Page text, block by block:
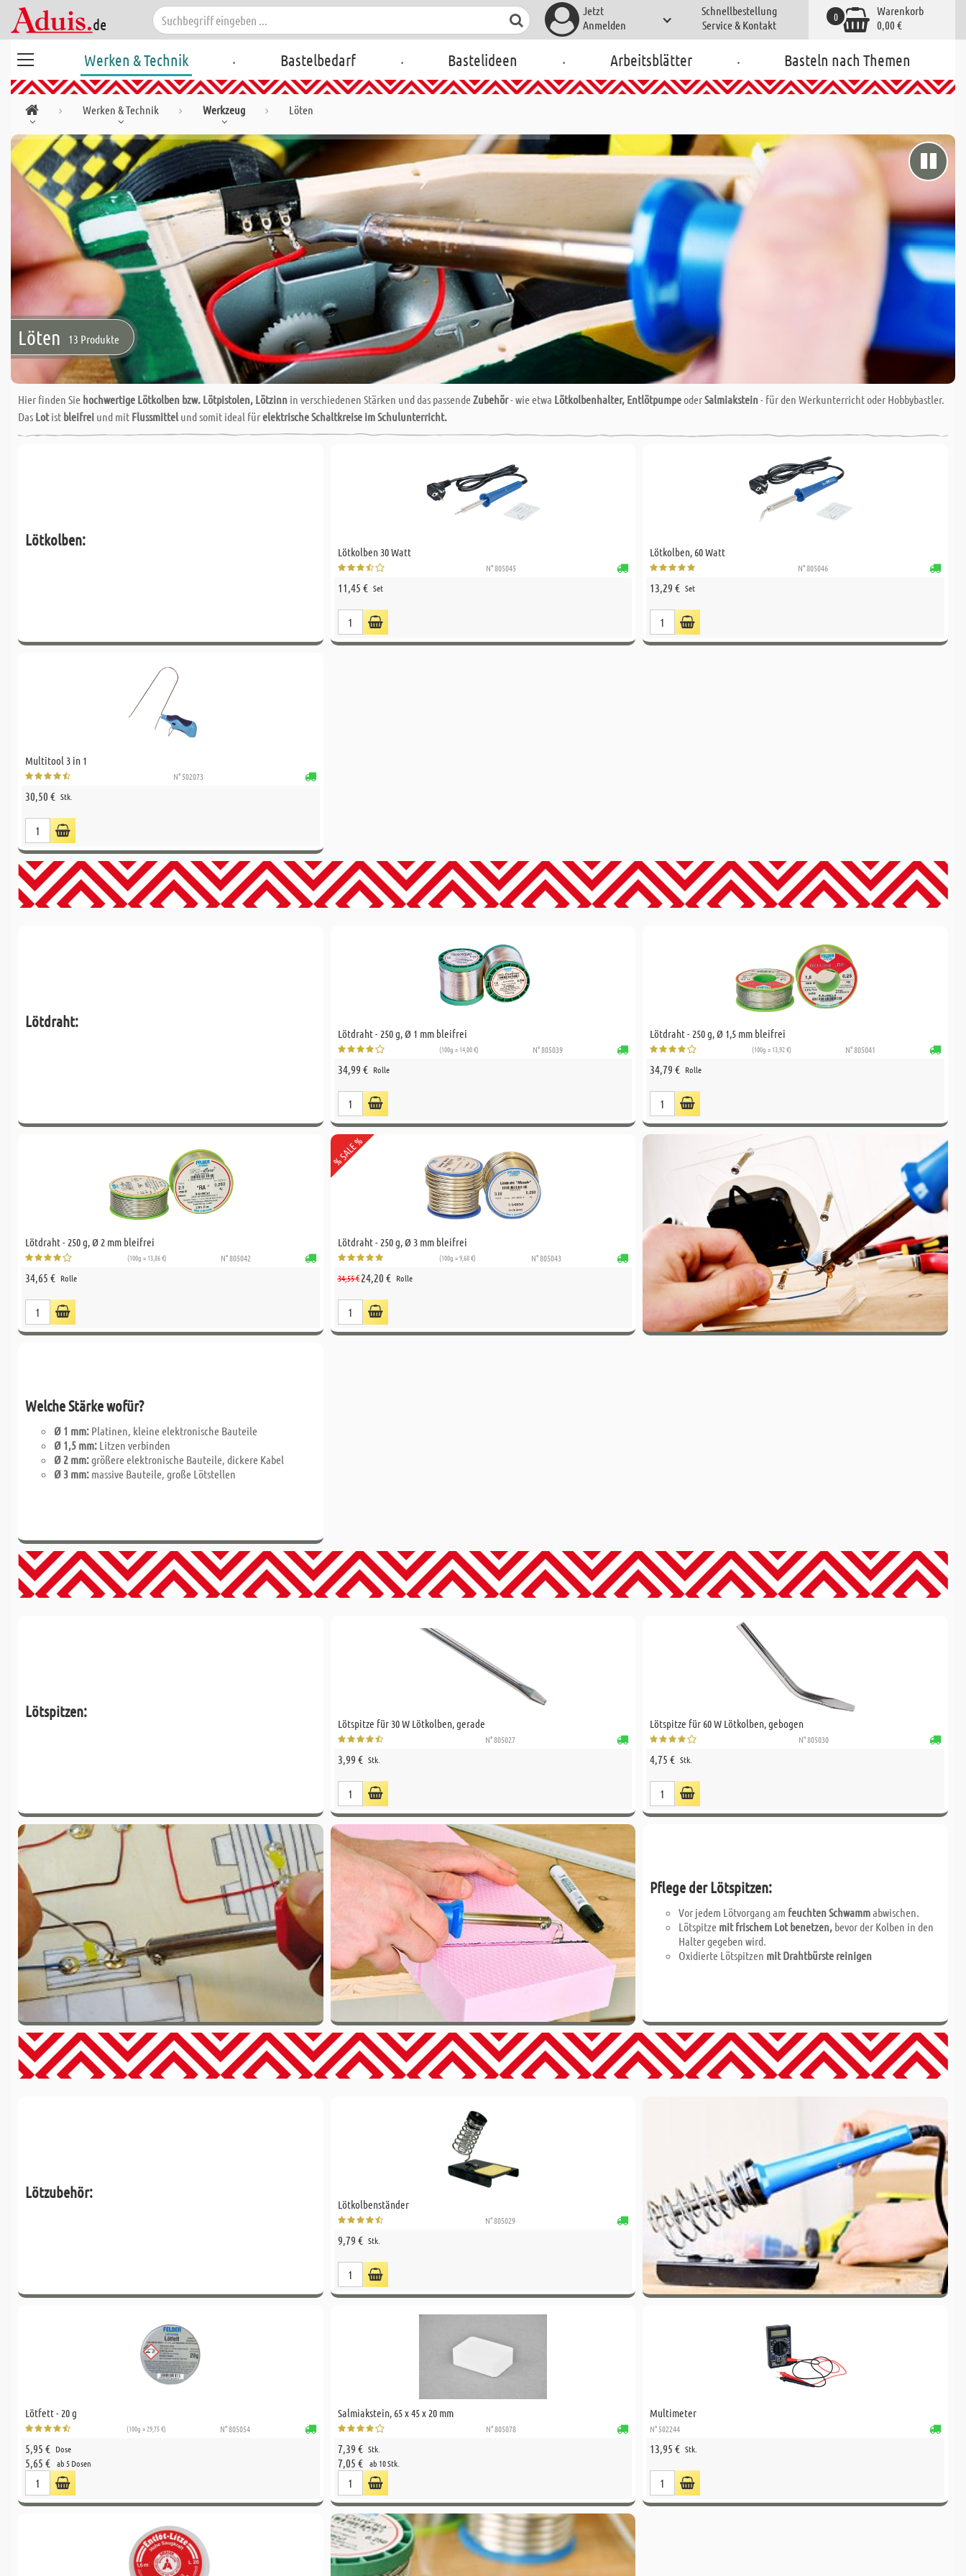
Jetzt
Anmelden
Schnellbestellung
Service & Kontakt
Warenkorb
0,00 €
0
Werken & Technik . Bastelbedarf . Bastelideen . Arbeitsblätter . Basteln nach Themen
Werken & Technik Werkzeug Löten
Löten 13 Produkte
Hier finden Sie hochwertige Lötkolben bzw. Lötpistolen, Lötzinn in verschiedenen Stärken und das passendeZubehör- wie etwa Lötkolbenhalter, EntlötpumpeoderSalmiakstein- für den Werkunterricht oder Hobbybastler.
Das Lotist bleifrei und mit Flussmittelund somit ideal fürelektrische Schaltkreise im Schulunterricht.
Lötkolben:
Lötkolben 30 Watt
N° 805045
11,45 € Set
Lötkolben, 60 Watt
N° 805046
13,29 € Set
Multitool 3 in 1
N° 502073
30,50 € Stk.
Lötdraht:
Lötdraht - 250 g, Ø 1 mm bleifrei
(100g = 14,00 €) N° 805039
34,99 € Rolle
Lötdraht - 250 g, Ø 1,5 mm bleifrei
(100g = 13,92 €) N° 805041
34,79 € Rolle
Lötdraht - 250 g, Ø 2 mm bleifrei
(100g = 13,86 €) N° 805042
34,65 € Rolle
Lötdraht - 250 g, Ø 3 mm bleifrei
(100g = 9,68 €)
N° 805043
34,55 € 24,20 € Rolle
% SALE %
Welche Stärke wofür?
Ø 1 mm: Platinen, kleine elektronische Bauteile
Ø 1,5 mm: Litzen verbinden
Ø 2 mm:größere elektronische Bauteile, dickere Kabel
Ø 3 mm: massive Bauteile, große Lötstellen
Lötspitzen:
Lötspitze für 30 W Lötkolben, gerade
N° 805027
3,99 € Stk.
Lötspitze für 60 W Lötkolben, gebogen
N° 805030
4,75 € Stk.
Pflege der Lötspitzen:
Vor jedem Lötvorgang am feuchten Schwammabwischen.
Lötspitze mit frischem Lot benetzen, bevor der Kolben in den
Halter gegeben wird.
Oxidierte Lötspitzen mit Drahtbürste reinigen
Lötzubehör:
Lötkolbenständer
N° 805029
9,79 € Stk.
Lötfett - 20 g
(100g = 29,75 €) N° 805054
5,95 € Dose
5,65 € ab 5 Dosen
Salmiakstein, 65 x 45 x 20 mm
N° 805078
7,39 € Stk.
7,05 € ab 10 Stk.
Multimeter
N° 502244
13,95 € Stk.